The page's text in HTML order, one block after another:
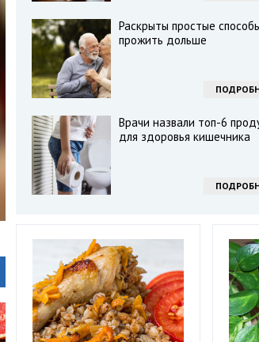
Раскрыты простые
прожить дольше
Врачи назвали топ-6
для здоровья кишечника